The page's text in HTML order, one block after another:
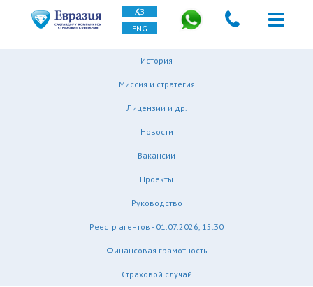
ҚАЗ
ENG
История
Миссия и стратегия
Лицензии и др.
Новости
Вакансии
Проекты
Руководство
Реестр агентов - 01.07.2026, 15:30
Финансовая грамотность
Страховой случай